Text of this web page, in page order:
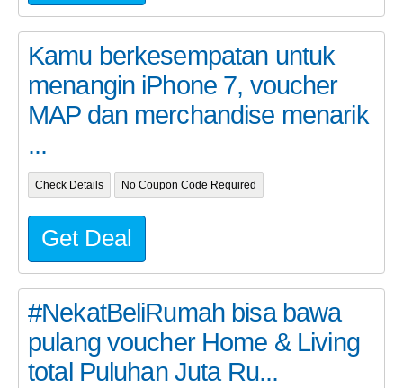
Kamu berkesempatan untuk
menangin iPhone 7, voucher
MAP dan merchandise menarik
...
Check Details No Coupon Code Required
Get Deal
#NekatBeliRumah bisa bawa
pulang voucher Home & Living
total Puluhan Juta Ru...